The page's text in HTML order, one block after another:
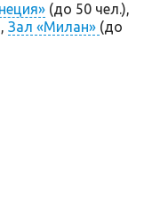
(до 50 чел.),
Зал «Милан» (до